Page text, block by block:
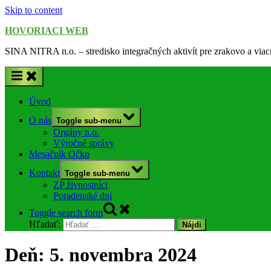
Skip to content
HOVORIACI WEB
SINA NITRA n.o. – stredisko integračných aktivít pre zrakovo a
Úvod
O nás Toggle sub-menu
Orgány n.o.
Výročné správy
Mesačník Očko
Kontakt Toggle sub-menu
ZP živnostníci
Poradenské dni
Toggle search form
Hľadať:
Deň: 5. novembra 2024